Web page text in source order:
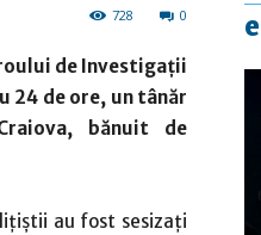
0
728
de Investigaţii
24 de ore, un tânăr
bănuit de
au fost sesizaţi